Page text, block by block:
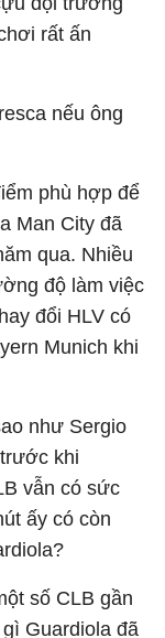
rất ấn
nếu ông
phù hợp để
Man City đã
qua. Nhiều
độ làm việc
đổi HLV có
Munich khi
như Sergio
khi
vẫn có sức
ấy có còn
số CLB gần
Guardiola đã